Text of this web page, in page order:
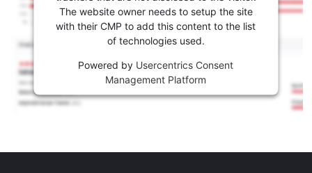
The website owner needs to setup the site
with their CMP to add this content to the list
of technologies used.
Powered by Usercentrics Consent
Management Platform